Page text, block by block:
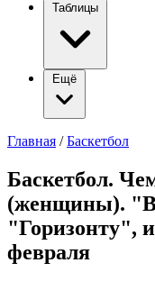
Таблицы
Ещё
Главная / Баскетбол
Баскетбол.
(женщины).
"Горизонту",
февраля